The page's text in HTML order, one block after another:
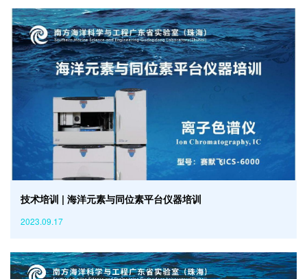
技术培训 | 海洋元素与同位素平台仪器培训
2023.09.17